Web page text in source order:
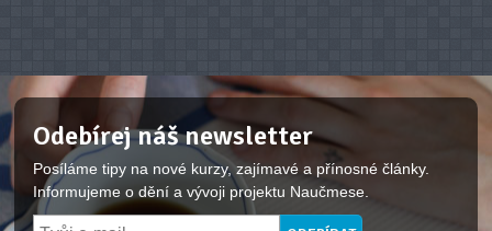
Odebírej náš newsletter
Posíláme tipy na nové kurzy, zajímavé a přínosné články.
Informujeme o dění a vývoji projektu Naučmese.